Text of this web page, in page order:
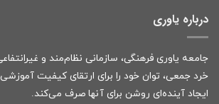
درباره یاوری
جامعه یاوری فرهنگی، سازمانی نظام‌مند و
خرد جمعی، توان خود را برای ارتقای کیفیت
ایجاد آینده‌ای روشن برای آنها صرف می‌کند.